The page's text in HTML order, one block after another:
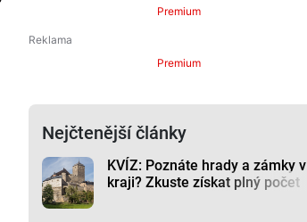
Premium
Premium
Nejčtenější články
KVÍZ: Poznáte hrady a zámky v
kraji? Zkuste získat plný počet